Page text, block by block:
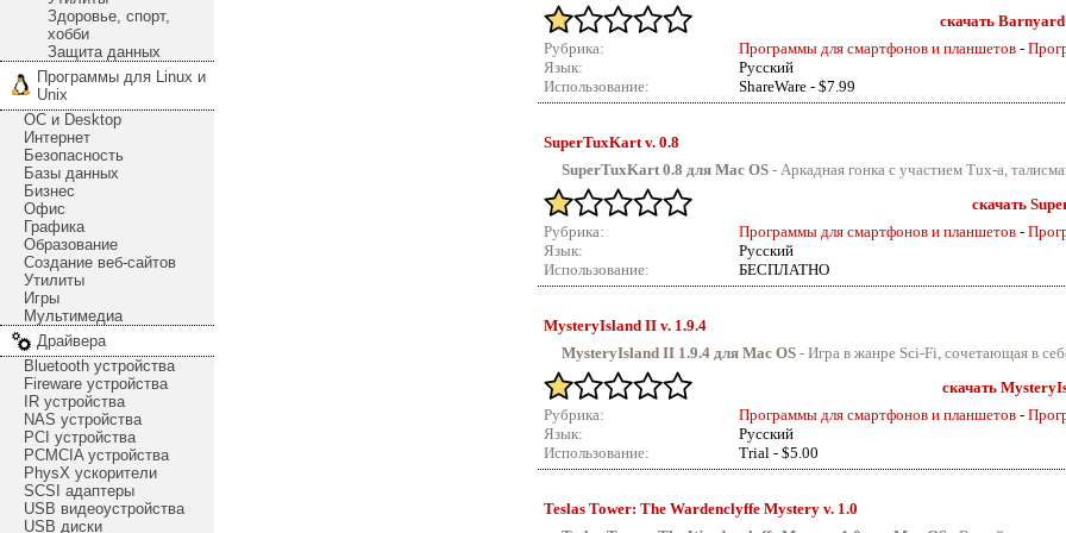
Здоровье, спорт,
хобби
Защита данных
Программы для Linux и
Unix
ОС и Desktop
Интернет
Безопасность
Базы данных
Бизнес
Офис
Графика
Образование
Создание веб-сайтов
Утилиты
Игры
Мультимедиа
Драйвера
Bluetooth устройства
Fireware устройства
IR устройства
NAS устройства
PCI устройства
PCMCIA устройства
PhysX ускорители
SCSI адаптеры
USB видеоустройства
USB диски
скачать
Рубрика:
Программы для смартфонов и планшетов -
Язык:
Русский
Использование:
ShareWare - $7.99
SuperTuxKart v. 0.8
SuperTuxKart 0.8 для Mac OS - Аркадная гонка с участием Tux-а,
скачать
Рубрика:
Программы для смартфонов и планшетов -
Язык:
Русский
Использование:
БЕСПЛАТНО
MysteryIsland II v. 1.9.4
MysteryIsland II 1.9.4 для Mac OS - Игра в жанре Sci-Fi, сочетающая в
скачать
Рубрика:
Программы для смартфонов и планшетов -
Язык:
Русский
Использование:
Trial - $5.00
Teslas Tower: The Wardenclyffe Mystery v. 1.0